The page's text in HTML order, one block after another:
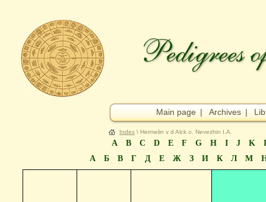
Main page | Archives |
Index \ Hermelin v d Alck o. Nevezhin I.A.
A B C D E F G H I J K
А
Б В Г Д Е Ж З И К Л М